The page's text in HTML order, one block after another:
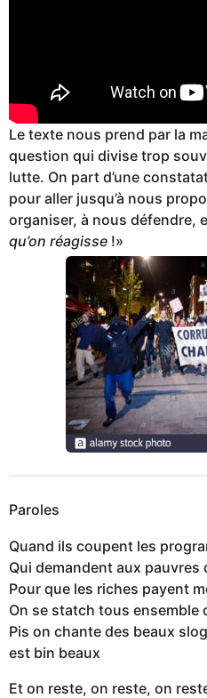
Le texte nous prend par la
question qui divise trop
lutte. On part d’une
pour aller jusqu’à nous
organiser, à nous défendre,
qu’on réagisse !»
Paroles
Quand ils coupent les
Qui demandent aux pauvres
Pour que les riches payent
On se statch tous ensemble
Pis on chante des beaux
est bin beaux
Et on reste, on reste, on